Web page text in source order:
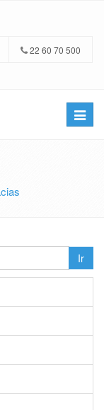
22 60 70 500
Toggle
Ir